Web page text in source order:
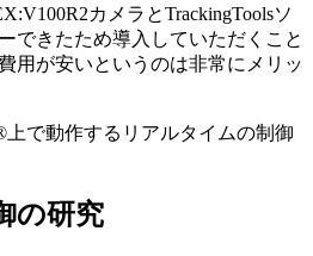
カメラとTrackingToolsソ
できたため導入していただくこと
用が安いというのは非常にメリッ
で動作するリアルタイムの制御
の研究